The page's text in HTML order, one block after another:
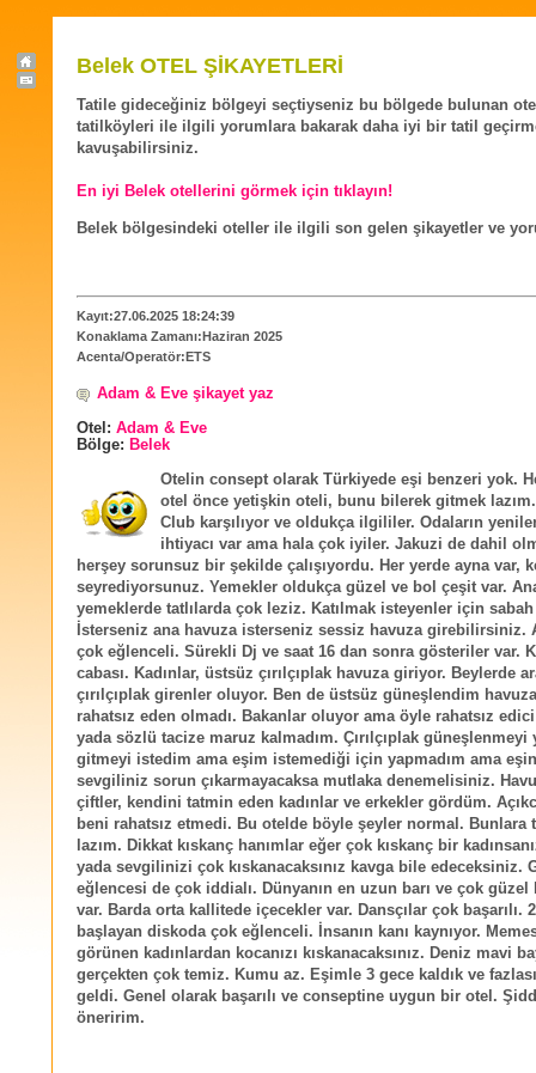
Belek OTEL ŞİKAYETLERİ
Tatile gideceğiniz bölgeyi seçtiyseniz bu bölgede bulunan
tatilköyleri ile ilgili yorumlara bakarak daha iyi bir tatil
kavuşabilirsiniz.
En iyi Belek otellerini görmek için tıklayın!
Belek bölgesindeki oteller ile ilgili son gelen şikayetler ve
Kayıt:27.06.2025 18:24:39
Konaklama Zamanı:Haziran 2025
Acenta/Operatör:ETS
Adam & Eve şikayet yaz
Otel: Adam & Eve
Bölge: Belek
Otelin consept olarak Türkiyede eşi benzeri yok.
otel önce yetişkin oteli, bunu bilerek gitmek
Club karşılıyor ve oldukça ilgililer. Odaların
ihtiyacı var ama hala çok iyiler. Jakuzi de dahil
herşey sorunsuz bir şekilde çalışıyordu. Her yerde ayna var,
seyrediyorsunuz. Yemekler oldukça güzel ve bol çeşit var.
yemeklerde tatlılarda çok leziz. Katılmak isteyenler için
İsterseniz ana havuza isterseniz sessiz havuza girebilirsiniz.
çok eğlenceli. Sürekli Dj ve saat 16 dan sonra gösteriler var.
cabası. Kadınlar, üstsüz çırılçıplak havuza giriyor. Beylerde
çırılçıplak girenler oluyor. Ben de üstsüz güneşlendim
rahatsız eden olmadı. Bakanlar oluyor ama öyle rahatsız
yada sözlü tacize maruz kalmadım. Çırılçıplak güneşlenmeyi
gitmeyi istedim ama eşim istemediği için yapmadım ama
sevgiliniz sorun çıkarmayacaksa mutlaka denemelisiniz.
çiftler, kendini tatmin eden kadınlar ve erkekler gördüm.
beni rahatsız etmedi. Bu otelde böyle şeyler normal. Bunlara
lazım. Dikkat kıskanç hanımlar eğer çok kıskanç bir
yada sevgilinizi çok kıskanacaksınız kavga bile edeceksiniz.
eğlencesi de çok iddialı. Dünyanın en uzun barı ve çok
var. Barda orta kallitede içecekler var. Dansçılar çok başarılı.
başlayan diskoda çok eğlenceli. İnsanın kanı kaynıyor.
görünen kadınlardan kocanızı kıskanacaksınız. Deniz mavi
gerçekten çok temiz. Kumu az. Eşimle 3 gece kaldık ve
geldi. Genel olarak başarılı ve conseptine uygun bir otel.
öneririm.